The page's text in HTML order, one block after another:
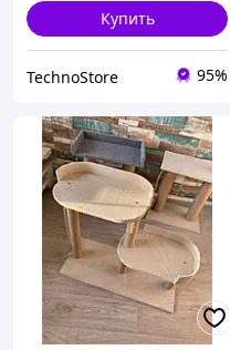
Купить
TechnoStore 95%